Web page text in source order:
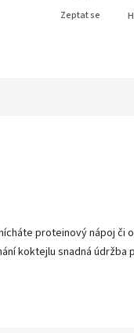
Zeptat se
proteinový nápoj
snadná údržba